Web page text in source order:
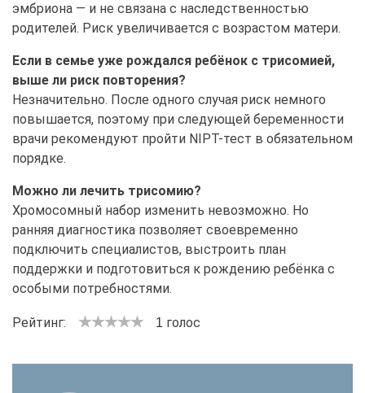
эмбриона — и не связана с наследственностью
родителей. Риск увеличивается с возрастом матери.
Если в семье уже рождался ребёнок с трисомией,
выше ли риск повторения?
Незначительно. После одного случая риск немного
повышается, поэтому при следующей беременности
врачи рекомендуют пройти NIPT-тест в обязательном
порядке.
Можно ли лечить трисомию?
Хромосомный набор изменить невозможно. Но
ранняя диагностика позволяет своевременно
подключить специалистов, выстроить план
поддержки и подготовиться к рождению ребёнка с
особыми потребностями.
Рейтинг: 1 голос